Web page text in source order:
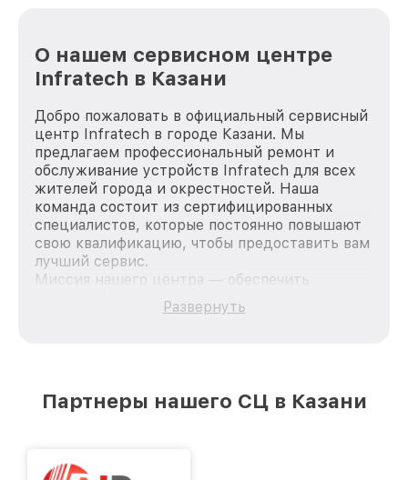
О нашем сервисном центре
Infratech в Казани
Добро пожаловать в официальный сервисный
центр Infratech в городе Казани. Мы
предлагаем профессиональный ремонт и
обслуживание устройств Infratech для всех
жителей города и окрестностей. Наша
команда состоит из сертифицированных
специалистов, которые постоянно повышают
свою квалификацию, чтобы предоставить вам
лучший сервис.
Миссия нашего центра — обеспечить
качественный и доступный ремонт для
каждого пользователя продукции Infratech,
лучшим сервисным центром Infratech в
Развернуть
Партнеры нашего СЦ в Казани